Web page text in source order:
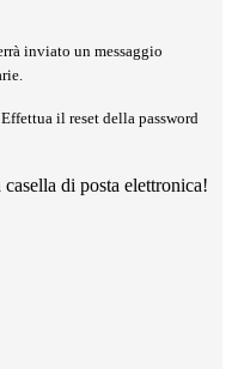
inviato un messaggio
il reset della password
di posta elettronica!